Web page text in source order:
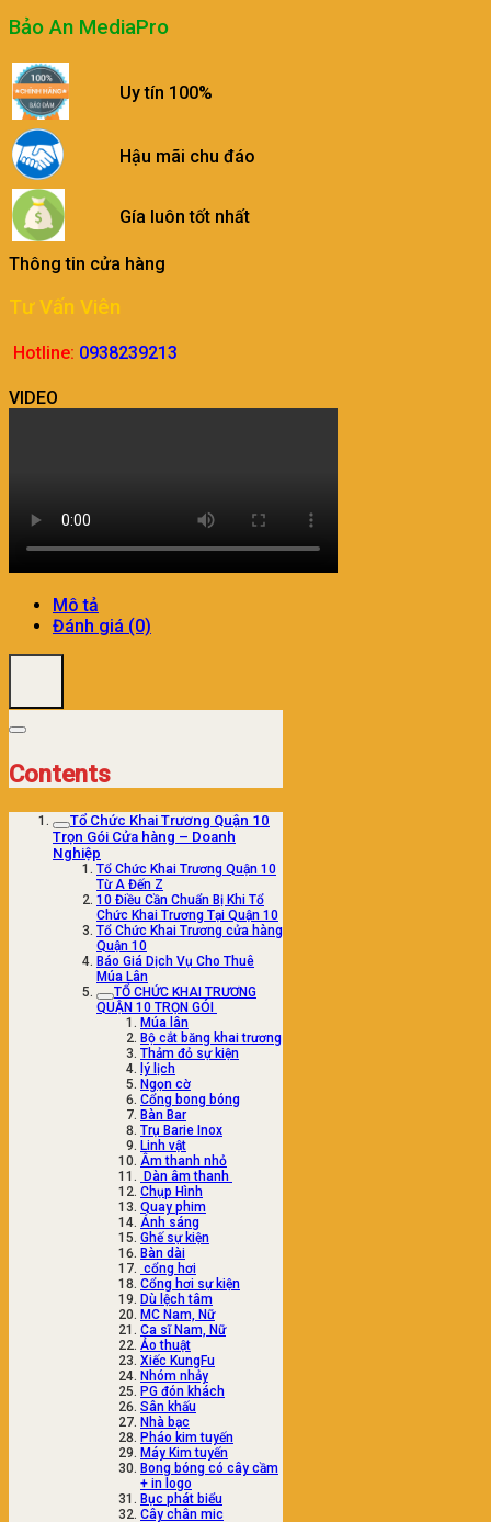
Bảo An MediaPro
Uy tín 100%
Hậu mãi chu đáo
Gía luôn tốt nhất
Thông tin cửa hàng
Tư Vấn Viên
Hotline: 0938239213
VIDEO
Mô tả
Đánh giá (0)
Contents
Tổ Chức Khai Trương Quận 10
Trọn Gói Cửa hàng – Doanh
Nghiệp
Tổ Chức Khai Trương Quận 10
Từ A Đến Z
10 Điều Cần Chuẩn Bị Khi Tổ
Chức Khai Trương Tại Quận 10
Tổ Chức Khai Trương cửa hàng
Quận 10
Báo Giá Dịch Vụ Cho Thuê
Múa Lân
TỔ CHỨC KHAI TRƯƠNG
QUẬN 10 TRỌN GÓI
Múa lân
Bộ cắt băng khai trương
Thảm đỏ sự kiện
lý lịch
Ngọn cờ
Cổng bong bóng
Bàn Bar
Trụ Barie Inox
Linh vật
Âm thanh nhỏ
Dàn âm thanh
Chụp Hình
Quay phim
Ánh sáng
Ghế sự kiện
Bàn dài
cổng hơi
Cổng hơi sự kiện
Dù lệch tâm
MC Nam, Nữ
Ca sĩ Nam, Nữ
Ảo thuật
Xiếc KungFu
Nhóm nhảy
PG đón khách
Sân khấu
Nhà bạc
Pháo kim tuyến
Máy Kim tuyến
Bong bóng có cây cầm
+ in logo
Bục phát biểu
Cây chân mic